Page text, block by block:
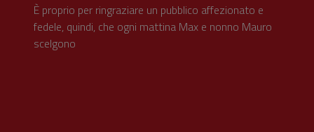
È proprio per ringraziare un pubblico affezionato e
fedele, quindi, che ogni mattina Max e nonno Mauro
scelgono